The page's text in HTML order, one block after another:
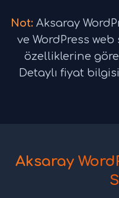
Not: Aksaray
ve WordPress
özelliklerine
Detaylı fiyat
Aksaray